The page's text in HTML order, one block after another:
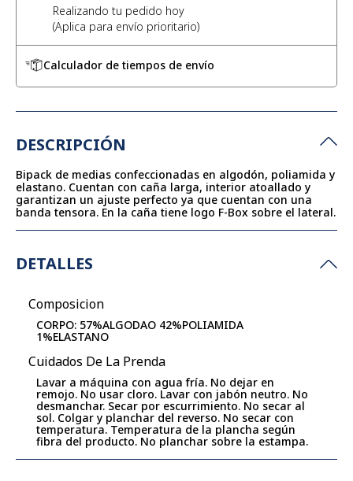
Realizando tu pedido hoy
Calculador de tiempos de envío
DESCRIPCIÓN
Bipack de medias confeccionadas en algodón, poliamida y
elastano. Cuentan con caña larga, interior atoallado y
garantizan un ajuste perfecto ya que cuentan con una
banda tensora. En la caña tiene logo F-Box sobre el lateral.
DETALLES
Composicion
CORPO: 57%ALGODAO 42%POLIAMIDA
1%ELASTANO
Cuidados De La Prenda
Lavar a máquina con agua fría. No dejar en
remojo. No usar cloro. Lavar con jabón neutro. No
desmanchar. Secar por escurrimiento. No secar al
sol. Colgar y planchar del reverso. No secar con
temperatura. Temperatura de la plancha según
fibra del producto. No planchar sobre la estampa.